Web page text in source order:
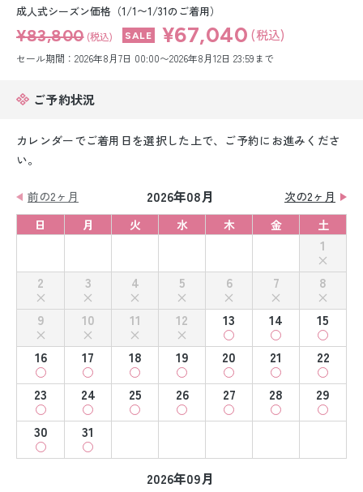
成人式シーズン価格（1/1〜1/31のご着用）
¥83,800 (税込) ¥67,040 (税込)
セール期間：2026年8月7日 00:00〜2026年8月12日 23:59まで
ご予約状況
カレンダーでご着用日を選択した上で、ご予約にお進みくださ
い。
前の2ヶ月 2026年08月
次の2ヶ月
日
月 火 水 木 金 土
1
2
3 4 5 6 7
8
9
10 11 12 13 14
15
16
17 18 19 20 21
22
23
24 25 26 27 28
29
30
31
2026年09月